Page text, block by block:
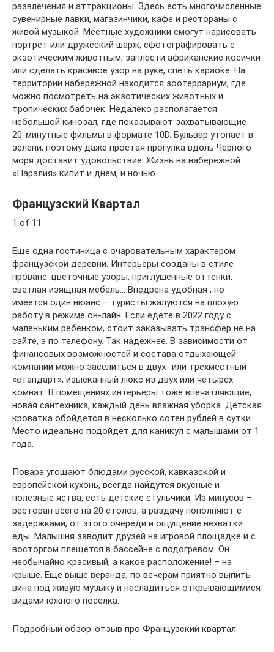
развлечения и аттракционы. Здесь есть многочисленные
сувенирные лавки, магазинчики, кафе и рестораны с
живой музыкой. Местные художники смогут нарисовать
портрет или дружеский шарж, сфотографировать с
экзотическим животным, заплести африканские косички
или сделать красивое узор на руке, спеть караоке. На
территории набережной находится зоотеррариум, где
можно посмотреть на экзотических животных и
тропических бабочек. Недалеко располагается
небольшой кинозал, где показывают захватывающие
20-минутные фильмы в формате 10D. Бульвар утопает в
зелени, поэтому даже простая прогулка вдоль Черного
моря доставит удовольствие. Жизнь на набережной
«Паралия» кипит и днем, и ночью.
Французский Квартал
1 of 11
Еще одна гостиница с очаровательным характером
французской деревни. Интерьеры созданы в стиле
прованс: цветочные узоры, приглушенные оттенки,
светлая изящная мебель… Внедрена удобная , но
имеется один нюанс – туристы жалуются на плохую
работу в режиме он-лайн. Если едете в 2022 году с
маленьким ребенком, стоит заказывать трансфер не на
сайте, а по телефону. Так надежнее. В зависимости от
финансовых возможностей и состава отдыхающей
компании можно заселиться в двух- или трехместный
«стандарт», изысканный люкс из двух или четырех
комнат. В помещениях интерьеры тоже впечатляющие,
новая сантехника, каждый день влажная уборка. Детская
кроватка обойдется в несколько сотен рублей в сутки.
Место идеально подойдет для каникул с малышами от 1
года.
Повара угощают блюдами русской, кавказской и
европейской кухонь, всегда найдутся вкусные и
полезные яства, есть детские стульчики. Из минусов –
ресторан всего на 20 столов, а раздачу пополняют с
задержками, от этого очереди и ощущение нехватки
еды. Малышня заводит друзей на игровой площадке и с
восторгом плещется в бассейне с подогревом. Он
необычайно красивый, а какое расположение! – на
крыше. Еще выше веранда, по вечерам приятно выпить
вина под живую музыку и насладиться открывающимися
видами южного поселка.
Подробный обзор-отзыв про Французский квартал